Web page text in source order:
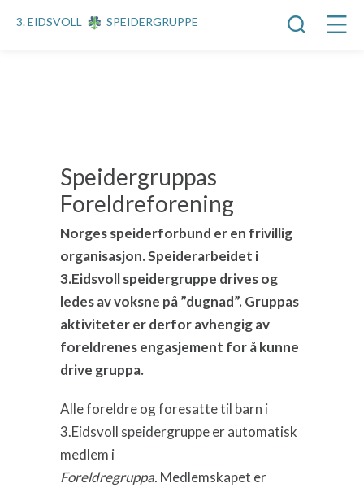
3. EIDSVOLL SPEIDERGRUPPE
Speidergruppas
Foreldreforening
Norges speiderforbund er en frivillig
organisasjon. Speiderarbeidet i
3.Eidsvoll speidergruppe drives og
ledes av voksne på ”dugnad”. Gruppas
aktiviteter er derfor avhengig av
foreldrenes engasjement for å kunne
drive gruppa.
Alle foreldre og foresatte til barn i
3.Eidsvoll speidergruppe er automatisk
medlem i
Foreldregruppa. Medlemskapet er